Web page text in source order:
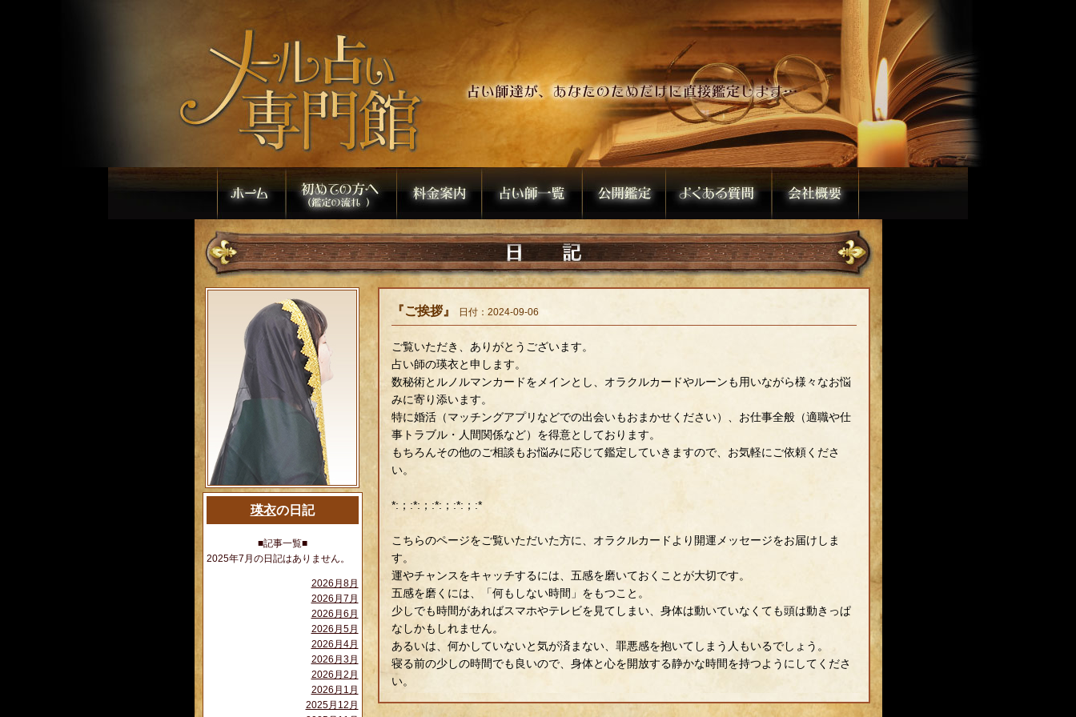
瑛衣の日記
■記事一覧■
2025年7月の日記はありません。
2026月8月
2026月7月
2026月6月
2026月5月
2026月4月
2026月3月
2026月2月
2026月1月
2025月12月
『ご挨拶』 日付：2024-09-06
ご覧いただき、ありがとうございます。
占い師の瑛衣と申します。
数秘術とルノルマンカードをメインとし、オラクルカードやルーンも用いながら様々なお悩
みに寄り添います。
特に婚活（マッチングアプリなどでの出会いもおまかせください）、お仕事全般（適職や仕
事トラブル・人間関係など）を得意としております。
もちろんその他のご相談もお悩みに応じて鑑定していきますので、お気軽にご依頼くださ
い。
*:；:*:；:*:；:*:；:*
こちらのページをご覧いただいた方に、オラクルカードより開運メッセージをお届けしま
す。
運やチャンスをキャッチするには、五感を磨いておくことが大切です。
五感を磨くには、「何もしない時間」をもつこと。
少しでも時間があればスマホやテレビを見てしまい、身体は動いていなくても頭は動きっぱ
なしかもしれません。
あるいは、何かしていないと気が済まない、罪悪感を抱いてしまう人もいるでしょう。
寝る前の少しの時間でも良いので、身体と心を開放する静かな時間を持つようにしてくださ
い。